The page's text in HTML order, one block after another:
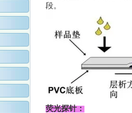
段。
荧光探针：